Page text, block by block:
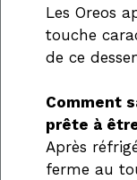
Les Oreos
touche
de ce
Comment
prête à
Après
ferme au